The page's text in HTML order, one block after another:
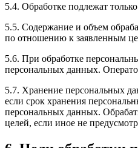
5.4. Обработке подлежат
5.5. Содержание и объем
по отношению к заявленным
5.6. При обработке
персональных данных.
5.7. Хранение персональных
если срок хранения
персональных данных.
целей, если иное не